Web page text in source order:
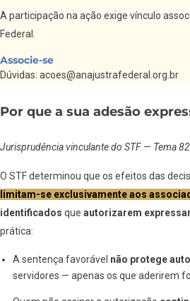
A participação na ação exige vínculo
Federal.
Associe-se
Dúvidas: acoes@anajustrafederal.org.br
Por que a sua adesão
Jurisprudência vinculante do STF — Tema 82
O STF determinou que os efeitos das
limitam-se exclusivamente aos
identificados que autorizarem
prática:
A sentença favorável não protege
servidores — apenas os que aderirem